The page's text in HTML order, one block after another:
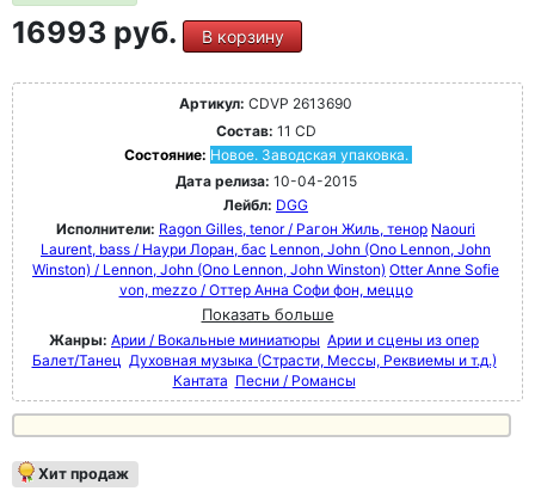
16993 руб. В корзину
Артикул: CDVP 2613690
Состав: 11 CD
Состояние: Новое. Заводская упаковка.
Дата релиза: 10-04-2015
Лейбл: DGG
Исполнители: Ragon Gilles, tenor / Рагон Жиль, тенор Naouri
Laurent, bass / Наури Лоран, бас Lennon, John (Ono Lennon, John
Winston) / Lennon, John (Ono Lennon, John Winston) Otter Anne Sofie
von, mezzo / Оттер Анна Софи фон, меццо
Показать больше
Жанры: Арии / Вокальные миниатюры Арии и сцены из опер
Балет/Танец Духовная музыка (Страсти, Мессы, Реквиемы и т.д.)
Кантата Песни / Романсы
Хит продаж